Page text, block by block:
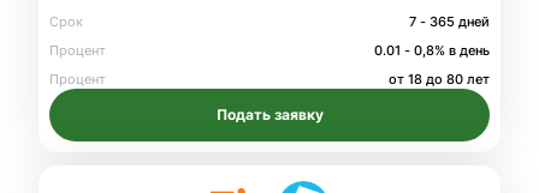
Срок
7 - 365 дней
Процент
0.01 - 0,8% в день
Процент
от 18 до 80 лет
Подать заявку